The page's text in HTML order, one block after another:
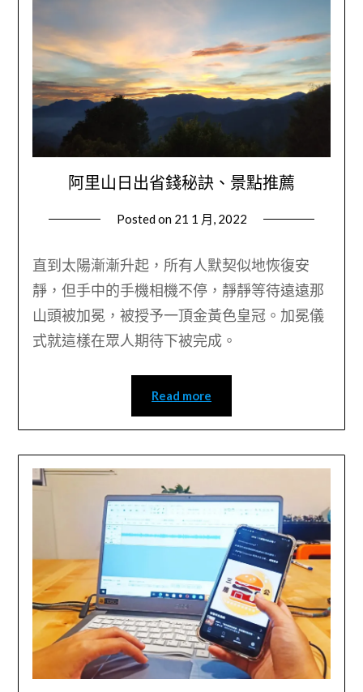
阿里山日出省錢秘訣、景點推薦
Posted on 21 1 月, 2022
直到太陽漸漸升起，所有人默契似地恢復安
靜，但手中的手機相機不停，靜靜等待遠遠那
山頭被加冕，被授予一頂金黃色皇冠。加冕儀
式就這樣在眾人期待下被完成。
Read more